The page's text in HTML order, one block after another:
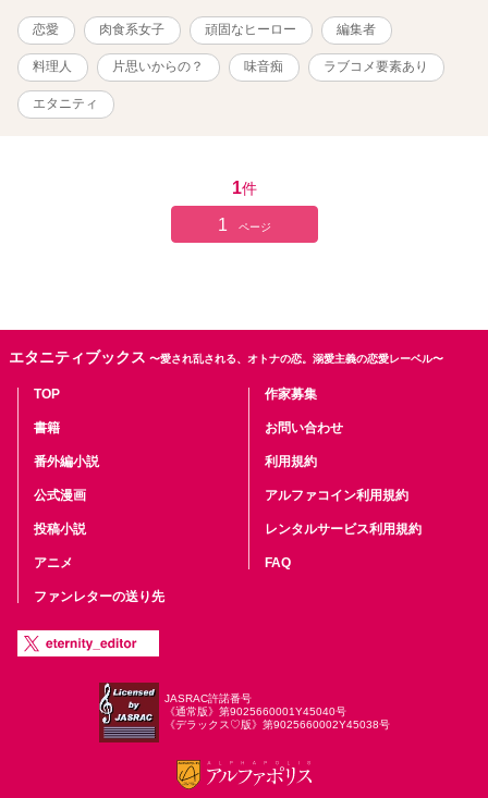
恋愛 肉食系女子 頑固なヒーロー 編集者
料理人 片思いからの？ 味音痴 ラブコメ要素あり
エタニティ
1件
1 ページ
エタニティブックス 〜愛され乱される、オトナの恋。溺愛主義の恋愛レーベル〜
TOP
書籍
番外編小説
公式漫画
投稿小説
アニメ
ファンレターの送り先
作家募集
お問い合わせ
利用規約
アルファコイン利用規約
レンタルサービス利用規約
FAQ
JASRAC許諾番号
《通常版》第9025660001Y45040号
《デラックス♡版》第9025660002Y45038号